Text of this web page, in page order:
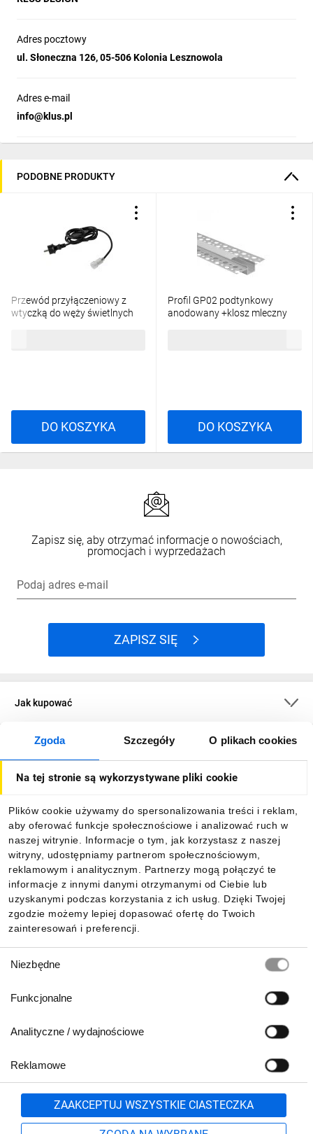
Zgoda Szczegóły O plikach cookies
Na tej stronie są wykorzystywane pliki cookie
Plików cookie używamy do spersonalizowania treści i reklam,
aby oferować funkcje społecznościowe i analizować ruch w
naszej witrynie. Informacje o tym, jak korzystasz z naszej
witryny, udostępniamy partnerom społecznościowym,
reklamowym i analitycznym. Partnerzy mogą połączyć te
informacje z innymi danymi otrzymanymi od Ciebie lub
uzyskanymi podczas korzystania z ich usług. Dzięki Twojej
zgodzie możemy lepiej dopasować ofertę do Twoich
zainteresowań i preferencji.
zgody
Niezbędne
Funkcjonalne
Analityczne / wydajnościowe
Reklamowe
ZAAKCEPTUJ WSZYSTKIE CIASTECZKA
Adres pocztowy
ul. Słoneczna 126, 05-506 Kolonia Lesznowola
Adres e-mail
info@klus.pl
PODOBNE PRODUKTY
Przewód przyłączeniowy z
wtyczką do węży świetlnych
DO KOSZYKA
Profil GP02 podtynkowy
anodowany +klosz mleczny
DO KOSZYKA
Zapisz się, aby otrzymać informacje o nowościach,
promocjach i wyprzedażach
Podaj adres e-mail
ZAPISZ SIĘ
Jak kupować
O firmie
Informacje
Pobierz naszą aplikację mobilną:
801 500 700 lub
71 37 61 600